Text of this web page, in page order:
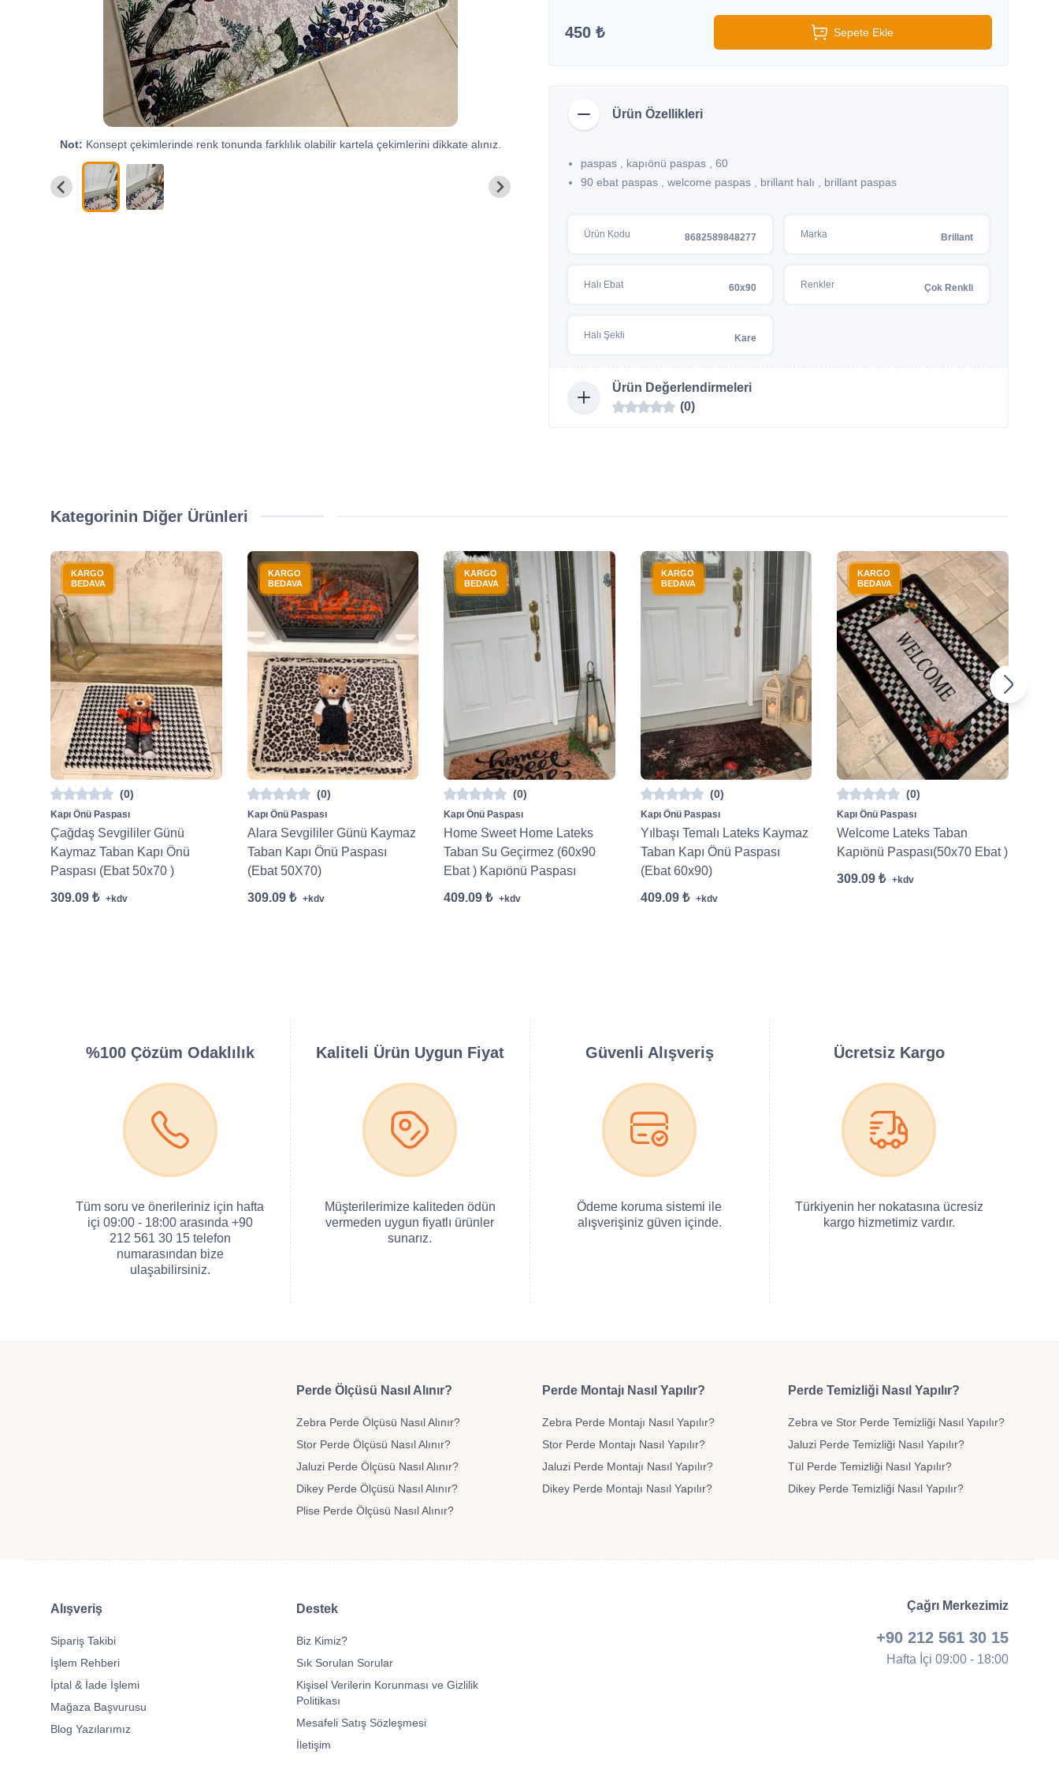
Not: Konsept çekimlerinde renk tonunda farklılık olabilir kartela çekimlerini dikkate alınız.
450 ₺ Sepete Ekle
Ürün Özellikleri
paspas , kapıönü paspas , 60
90 ebat paspas , welcome paspas , brillant halı , brillant paspas
Ürün Kodu 8682589848277 Marka Brillant
Halı Ebat 60x90 Renkler Çok Renkli
Halı Şekli Kare
Ürün Değerlendirmeleri
(0)
Kategorinin Diğer Ürünleri
KARGO
BEDAVA
(0)
Kapı Önü Paspası
Çağdaş Sevgililer Günü
Kaymaz Taban Kapı Önü
Paspası (Ebat 50x70 )
309.09 ₺ +kdv
KARGO
BEDAVA
(0)
Kapı Önü Paspası
Alara Sevgililer Günü Kaymaz
Taban Kapı Önü Paspası
(Ebat 50X70)
309.09 ₺
+kdv
KARGO
BEDAVA
(0)
Kapı Önü Paspası
Home Sweet Home Lateks
Taban Su Geçirmez (60x90
Ebat ) Kapıönü Paspası
409.09 ₺ +kdv
KARGO
BEDAVA
(0)
Kapı Önü Paspası
Yılbaşı Temalı Lateks Kaymaz
Taban Kapı Önü Paspası
(Ebat 60x90)
409.09 ₺ +kdv
KARGO
BEDAVA
(0)
Kapı Önü Paspası
Welcome Lateks Taban
Kapıönü Paspası(50x70 Ebat )
309.09 ₺ +kdv
%100 Çözüm Odaklılık
Tüm soru ve önerileriniz için hafta
içi 09:00 - 18:00 arasında +90
212 561 30 15 telefon
numarasından bize
ulaşabilirsiniz.
Kaliteli Ürün Uygun Fiyat
Müşterilerimize kaliteden ödün
vermeden uygun fiyatlı ürünler
sunarız.
Güvenli Alışveriş
Ödeme koruma sistemi ile
alışverişiniz güven içinde.
Ücretsiz Kargo
Türkiyenin her nokatasına ücresiz
kargo hizmetimiz vardır.
Perde Ölçüsü Nasıl Alınır?
Zebra Perde Ölçüsü Nasıl Alınır?
Stor Perde Ölçüsü Nasıl Alınır?
Jaluzi Perde Ölçüsü Nasıl Alınır?
Dikey Perde Ölçüsü Nasıl Alınır?
Plise Perde Ölçüsü Nasıl Alınır?
Perde Montajı Nasıl Yapılır?
Zebra Perde Montajı Nasıl Yapılır?
Stor Perde Montajı Nasıl Yapılır?
Jaluzi Perde Montajı Nasıl Yapılır?
Dikey Perde Montajı Nasıl Yapılır?
Perde Temizliği Nasıl Yapılır?
Zebra ve Stor Perde Temizliği Nasıl Yapılır?
Jaluzi Perde Temizliği Nasıl Yapılır?
Tül Perde Temizliği Nasıl Yapılır?
Dikey Perde Temizliği Nasıl Yapılır?
Alışveriş
Sipariş Takibi
İşlem Rehberi
İptal & İade İşlemi
Mağaza Başvurusu
Blog Yazılarımız
Destek
Biz Kimiz?
Sık Sorulan Sorular
Kişisel Verilerin Korunması ve Gizlilik
Politikası
Mesafeli Satış Sözleşmesi
İletişim
Çağrı Merkezimiz
+90 212 561 30 15
Hafta İçi 09:00 - 18:00